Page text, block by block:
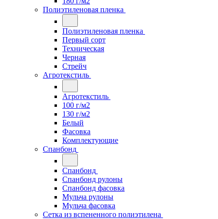
Полиэтиленовая пленка
Полиэтиленовая пленка
Первый сорт
Техническая
Черная
Стрейч
Агротекстиль
Агротекстиль
100 г/м2
130 г/м2
Белый
Фасовка
Комплектующие
Спанбонд
Спанбонд
Спанбонд рулоны
Спанбонд фасовка
Мульча рулоны
Мульча фасовка
Сетка из вспененного полиэтилена